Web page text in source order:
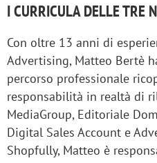
I CURRICULA DELLE TRE
Con oltre 13 anni di
Advertising, Matteo Bertè
percorso professionale
responsabilità in realtà di
MediaGroup, Editoriale
Digital Sales Account e
Shopfully, Matteo è